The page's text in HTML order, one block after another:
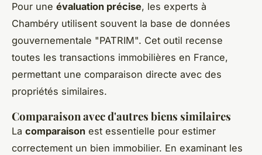
Pour une évaluation précise, les experts à
Chambéry utilisent souvent la base de données
gouvernementale "PATRIM". Cet outil recense
toutes les transactions immobilières en France,
permettant une comparaison directe avec des
propriétés similaires.
Comparaison avec d'autres biens similaires
La comparaison est essentielle pour estimer
correctement un bien immobilier. En examinant les